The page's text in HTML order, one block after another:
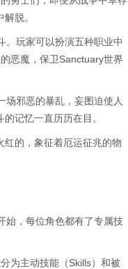
脱。
。玩家可以扮演五种职业中
恶魔，保卫Sanctuary世界
邪恶的暴乱，妄图迫使人
记忆一直历历在目。
红的，象征着厄运征兆的物
始，每位角色都有了专属技
为主动技能（Skills）和被